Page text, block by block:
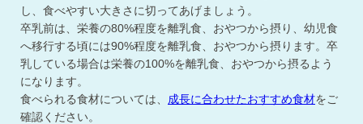
し、食べやすい大きさに切ってあげましょう。
卒乳前は、栄養の80%程度を離乳食、おやつから摂り、幼児食
へ移行する頃には90%程度を離乳食、おやつから摂ります。卒
乳している場合は栄養の100%を離乳食、おやつから摂るよう
になります。
食べられる食材については、 成長に合わせたおすすめ食材をご
確認ください。